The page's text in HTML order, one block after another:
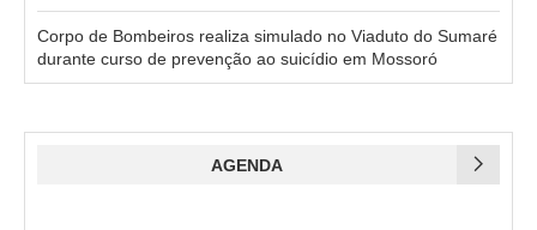
Corpo de Bombeiros realiza simulado no Viaduto do Sumaré
durante curso de prevenção ao suicídio em Mossoró
AGENDA